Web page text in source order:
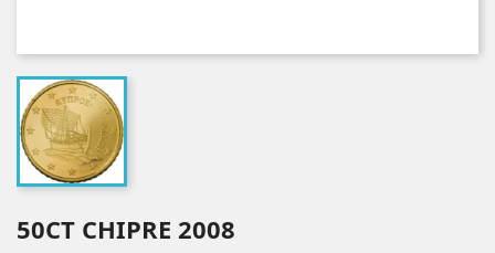
50CT CHIPRE 2008